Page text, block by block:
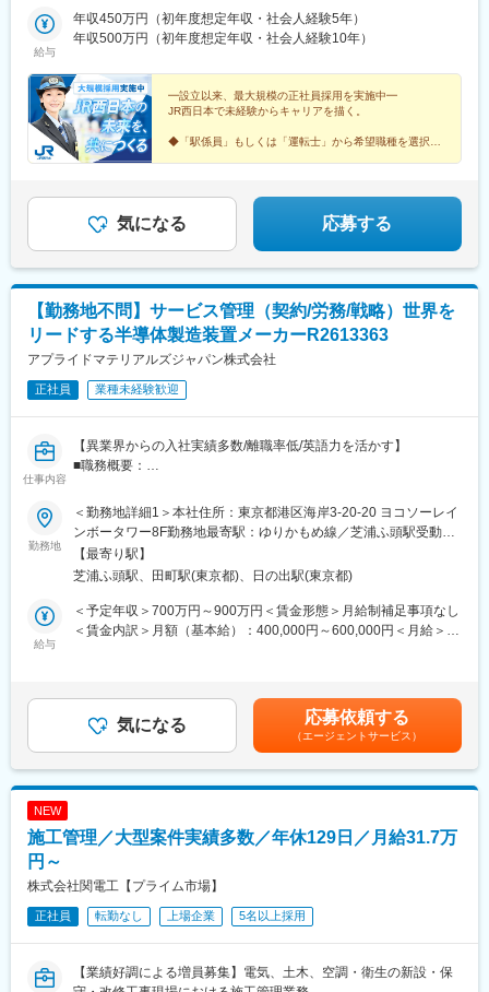
エリア】滋賀県／京都府／大阪府／兵庫県／奈良県／和歌山県
【中国エリア】岡山県／鳥取県／島根県／広島県／山口県【九州
給与
年収450万円（初年度想定年収・社会人経験5年）
年収500万円（初年度想定年収・社会人経験10年）
━設立以来、最大規模の正社員採用を実施中━
JR西日本で未経験からキャリアを描く。
◆「駅係員」もしくは「運転士」から希望職種を選択で
◆賞与支給予定5.42カ月分
気になる 応募する
【勤務地不問】サービス管理（契約/労務/戦略）世界を
リードする半導体製造装置メーカーR2613363
アプライドマテリアルズジャパン株式会社
正社員 業種未経験歓迎
仕事内容
【異業界からの入社実績多数/離職率低/英語力を活かす】
■職務概要：
おいて、技術面以外の契約・コスト（人件費、部品など）・人員
の管理をお任せします。顧客先である半導体メーカーの工場に行
くことはありませんが、US本部への出張は発生します。
■業務詳細：
当社は半導体製造装置の立ち上げエンジニアが多数在籍してお
り、顧客である半導体メーカーへの装置据え付け／立上げを担っ
ています。当事業において、財務、人員、運営上の管理をおこな
す。また、従業員満足度の確保のため、目標設定や振り返り、研
修、キャリア開発なども関わります。
ニケーション能力が求められます。
ーとなります。立ち上げエンジニアのメンバーは、装置立ち上げ
を行う全国の顧客先を出張ベースで働いているため、会えない中
でもどう信頼関係を築きマネジメントしていくかが重要となりま
ります。装置への知識理解や技術知見よりも、ピープルマネジメ
勤務地
＜勤務地詳細1＞本社住所：東京都港区海岸3-20-20 ヨコソーレイ
ンボータワー8F勤務地最寄駅：ゆりかもめ線／芝浦ふ頭駅受動喫
煙対策：屋内全面禁煙＜勤務地詳細2＞各サービスセンター住所：
北海道・岩手県・山形県・茨城県・東京都・千葉県・神奈川県・
県・熊本県受動喫煙対策：敷地内喫煙可能場所あり変更の範囲：
会社の定める事業所
【最寄り駅】
芝浦ふ頭駅、田町駅(東京都)、日の出駅(東京都)
給与
＜予定年収＞700万円～900万円＜賃金形態＞月給制補足事項なし
＜賃金内訳＞月額（基本給）：400,000円～600,000円＜月給＞
気になる 応募依頼する
（エージェントサービス）
NEW
施工管理／大型案件実績多数／年休129日／月給31.7万
円～
株式会社関電工【プライム市場】
正社員 転勤なし 上場企業 5名以上採用
【業績好調による増員募集】電気、土木、空調・衛生の新設・保